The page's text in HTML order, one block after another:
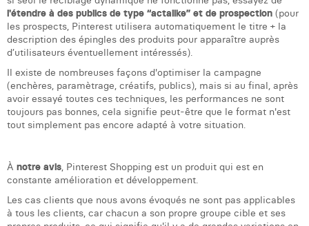
l'étendre à des publics de type “actalike” et de prospection (pour
les prospects, Pinterest utilisera automatiquement le titre + la
description des épingles des produits pour apparaître auprès
d’utilisateurs éventuellement intéressés).
Il existe de nombreuses façons d'optimiser la campagne
(enchères, paramètrage, créatifs, publics), mais si au final, après
avoir essayé toutes ces techniques, les performances ne sont
toujours pas bonnes, cela signifie peut-être que le format n'est
tout simplement pas encore adapté à votre situation.
À notre avis, Pinterest Shopping est un produit qui est en
constante amélioration et développement.
Les cas clients que nous avons évoqués ne sont pas applicables
à tous les clients, car chacun a son propre groupe cible et ses